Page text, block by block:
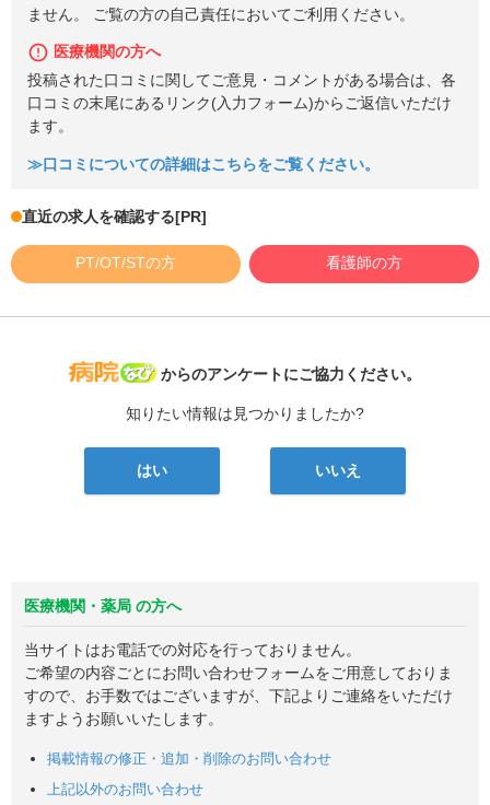
ません。 ご覧の方の自己責任においてご利用ください。
医療機関の方へ
投稿された口コミに関してご意見・コメントがある場合は、各
口コミの末尾にあるリンク(入力フォーム)からご返信いただけ
ます。
≫口コミについての詳細はこちらをご覧ください。
直近の求人を確認する[PR]
PT/OT/STの方 看護師の方
病院なび
からのアンケートにご協力ください。
知りたい情報は見つかりましたか?
はい いいえ
医療機関・薬局 の方へ
当サイトはお電話での対応を行っておりません。
ご希望の内容ごとにお問い合わせフォームをご用意しておりま
すので、お手数ではございますが、下記よりご連絡をいただけ
ますようお願いいたします。
掲載情報の修正・追加・削除のお問い合わせ
上記以外のお問い合わせ